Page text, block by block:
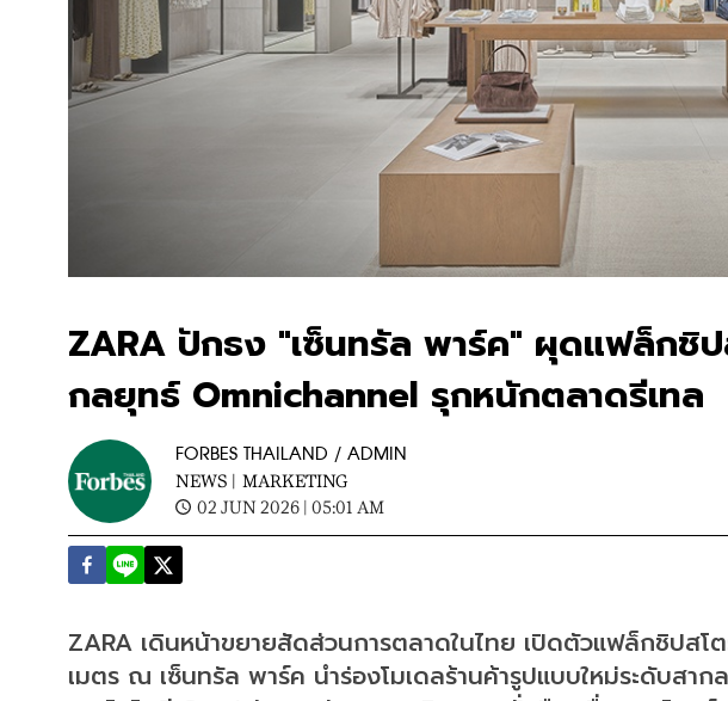
ZARA ปักธง "เซ็นทรัล พาร์ค" ผุดแฟล็กชิ
กลยุทธ์ Omnichannel รุกหนักตลาดรีเทล
FORBES THAILAND / ADMIN
NEWS | MARKETING
02 JUN 2026 | 05:01 AM
ZARA เดินหน้าขยายสัดส่วนการตลาดในไทย เปิดตัวแฟล็กชิปส
เมตร ณ เซ็นทรัล พาร์ค นำร่องโมเดลร้านค้ารูปแบบใหม่ระดับสา